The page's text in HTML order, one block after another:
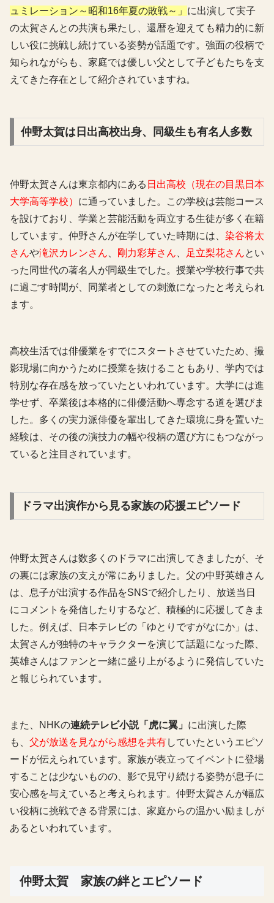
ュミレーション～昭和16年夏の敗戦～」 に出演して実子
の太賀さんとの共演も果たし、還暦を迎えても精力的に新
しい役に挑戦し続けている姿勢が話題です。強面の役柄で
知られながらも、家庭では優しい父として子どもたちを支
えてきた存在として紹介されていますね。
仲野太賀は日出高校出身、同級生も有名人多数
仲野太賀さんは東京都内にある 日出高校（現在の目黒日本
大学高等学校） に通っていました。この学校は芸能コース
を設けており、学業と芸能活動を両立する生徒が多く在籍
しています。仲野さんが在学していた時期には、 染谷将太
さんや滝沢カレンさん 剛力彩芽さん 足立梨花さんとい
った同世代の著名人が同級生でした。授業や学校行事で共
に過ごす時間が、同業者としての刺激になったと考えられ
ます。
高校生活では俳優業をすでにスタートさせていたため、撮
影現場に向かうために授業を抜けることもあり、学内では
特別な存在感を放っていたといわれています。大学には進
学せず、卒業後は本格的に俳優活動へ専念する道を選びま
した。多くの実力派俳優を輩出してきた環境に身を置いた
経験は、その後の演技力の幅や役柄の選び方にもつながっ
ていると注目されています。
ドラマ出演作から見る家族の応援エピソード
仲野太賀さんは数多くのドラマに出演してきましたが、そ
の裏には家族の支えが常にありました。父の中野英雄さん
は、息子が出演する作品をSNSで紹介したり、放送当日
にコメントを発信したりするなど、積極的に応援してきま
した。例えば、日本テレビの「ゆとりですがなにか」は、
太賀さんが独特のキャラクターを演じて話題になった際、
英雄さんはファンと一緒に盛り上がるように発信していた
と報じられています。
また、NHKの連続テレビ小説「虎に翼」 に出演した際
も、 父が放送を見ながら感想を共有していたというエピソ
ードが伝えられています。家族が表立ってイベントに登場
することは少ないものの、影で見守り続ける姿勢が息子に
安心感を与えていると考えられます。仲野太賀さんが幅広
い役柄に挑戦できる背景には、家庭からの温かい励ましが
あるといわれています。
仲野太賀 家族の絆とエピソード